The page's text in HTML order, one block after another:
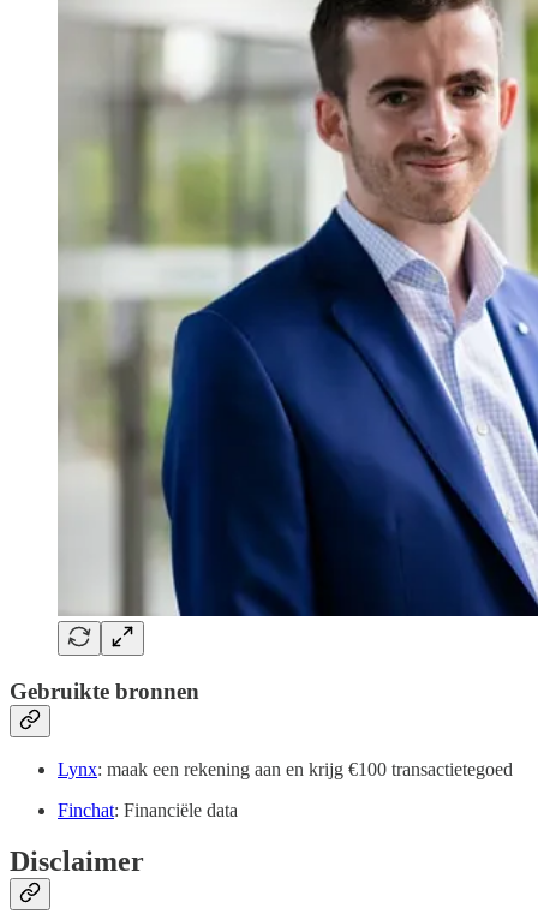
Gebruikte bronnen
Lynx: maak een rekening aan en krijg €100 transactietegoed
Finchat: Financiële data
Disclaimer